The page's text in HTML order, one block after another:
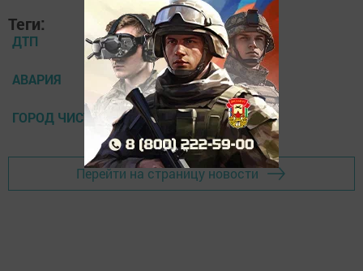
Теги:
ДТП
АВАРИЯ
ГОРОД ЧИСТОПОЛЬ
Перейти на страницу новости